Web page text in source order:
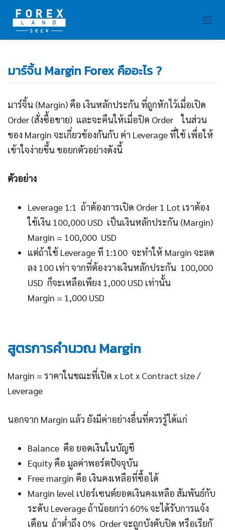
content
มาร์จิ้น Margin Forex คืออะไร ?
มาร์จิ้น (Margin) คือ เงินหลักประกัน ที่ถูกหักไว้เมื่อเปิด
Order (สั่งซื้อขาย) และจะคืนให้เมื่อปิด Order ในส่วน
ของ Margin จะเกี่ยวข้องกันกับ ค่า Leverage ที่ใช้ เพื่อให้
เข้าใจง่ายขึ้น ขอยกตัวอย่างดังนี้
ตัวอย่าง
Leverage 1:1 ถ้าต้องการเปิด Order 1 Lot เราต้อง
ใช้เงิน 100,000 USD เป็นเงินหลักประกัน (Margin)
Margin = 100,000 USD
แต่ถ้าใช้ Leverage ที 1:100 จะทำให้ Margin จะลด
ลง 100 เท่า จากที่ต้องวางเงินหลักประกัน 100,000
USD ก็จะเหลือเพียง 1,000 USD เท่านั้น
Margin = 1,000 USD
สูตรการคำนวณ Margin
Margin = ราคาในขณะที่เปิด x Lot x Contract size /
Leverage
นอกจาก Margin แล้ว ยังมีค่าอย่างอื่นที่ควรรู้ได้แก่
Balance คือ ยอดเงินในบัญชี
Equity คือ มูลค่าพอร์ตปัจจุบัน
Free margin คือ เงินคงเหลือที่ซื้อได้
Margin level เปอร์เซนต์ยอดเงินคงเหลือ สัมพันธ์กับ
ระดับ Leverage ถ้าน้อยกว่า 60% จะได้รับการแจ้ง
เตือน ถ้าต่ำถึง 0% Order จะถูกบังคับปิด หรือเรียกั